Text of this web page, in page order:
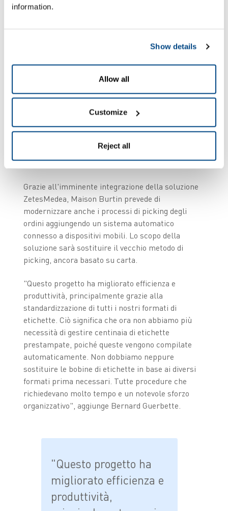
information.
Show details
Allow all
Customize
Reject all
per facilitare la sostituzione della bobina.
successivo è la pallettizzazione. Anche in questo
pallet completo viene prima avvolto con una
pellicola mediante un impianto dotato di tavola
rotante e filmatrice automatica, poi viene
applicate su due lati dalle stazioni intelligenti di
stampa e applicazione MD6000 Zetes, infine viene
Picking degli ordini modernizzato
Grazie all'imminente integrazione della soluzione
ZetesMedea, Maison Burtin prevede di
modernizzare anche i processi di picking degli
ordini aggiungendo un sistema automatico
connesso a dispositivi mobili. Lo scopo della
soluzione sarà sostituire il vecchio metodo di
picking, ancora basato su carta.
"Questo progetto ha migliorato efficienza e
produttività, principalmente grazie alla
standardizzazione di tutti i nostri formati di
etichette. Ciò significa che ora non abbiamo più
necessità di gestire centinaia di etichette
prestampate, poiché queste vengono compilate
automaticamente. Non dobbiamo neppure
sostituire le bobine di etichette in base ai diversi
formati prima necessari. Tutte procedure che
richiedevano molto tempo e un notevole sforzo
organizzativo", aggiunge Bernard Guerbette.
"Questo progetto ha
migliorato efficienza e
produttività,